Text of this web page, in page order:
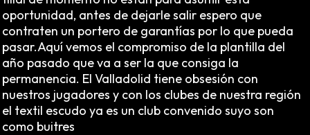
oportunidad, antes de dejarle salir espero que
contraten un portero de garantías por lo que pueda
pasar.Aquí vemos el compromiso de la plantilla del
año pasado que va a ser la que consiga la
permanencia. El Valladolid tiene obsesión con
nuestros jugadores y con los clubes de nuestra región
el textil escudo ya es un club convenido suyo son
como buitres